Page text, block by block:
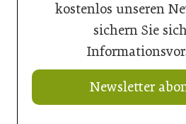
kostenlos unseren
sichern Sie
Newsletter